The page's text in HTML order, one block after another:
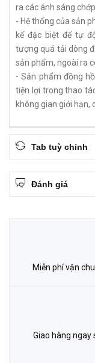
ra các ánh sáng
- Hệ thống của sản
kế đặc biệt để tự
tượng quá tải dòng
sản phẩm, ngoài ra
- Sản phẩm đồng
tiện lợi trong thao
không gian giới hạn,
Tab tuỳ chỉnh
Đánh giá
Miễn phí vận
Giao hàng ngay